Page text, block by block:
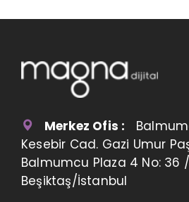
Merkez Ofis :
Kesebir Cad. Gazi Umur
Balmumcu Plaza 4 No: 36
Beşiktaş/İstanbul